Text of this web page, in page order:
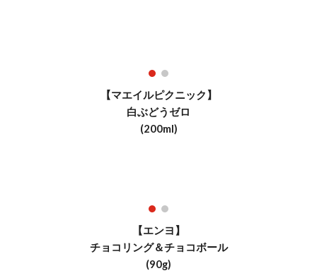
【マエイルピクニック】
白ぶどうゼロ
(200ml)
【エンヨ 】
チョコリング＆チョコボール
(90g)